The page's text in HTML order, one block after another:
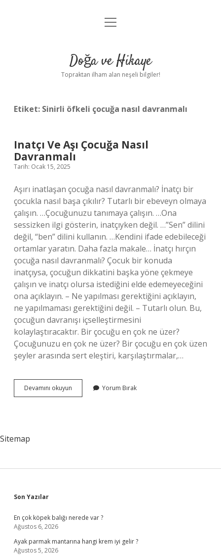
Anasayfa
Yasal Uyarı
menüyü
Doğa ve Hikaye
Topraktan ilham alan neşeli bilgiler!
Etiket: Sinirli öfkeli çocuğa nasıl davranmalı
Inatçı Ve Aşı Çocuğa Nasıl
Davranmalı
Tarih: Ocak 15, 2025
Aşırı inatlaşan çocuğa nasıl davranmalı? İnatçı bir
çocukla nasıl başa çıkılır? Tutarlı bir ebeveyn olmaya
çalışın. …Çocuğunuzu tanımaya çalışın. …Ona
sessizken ilgi gösterin, inatçıyken değil. …”Sen” dilini
değil, “ben” dilini kullanın. …Kendini ifade edebileceği
ortamlar yaratın. Daha fazla makale… İnatçı hırçın
çocuğa nasıl davranmalı? Çocuk bir konuda
inatçıysa, çocuğun dikkatini başka yöne çekmeye
çalışın ve inatçı olursa istediğini elde edemeyeceğini
ona açıklayın. – Ne yapılması gerektiğini açıklayın,
ne yapılmaması gerektiğini değil. – Tutarlı olun. Bu,
çocuğun davranışı içselleştirmesini
kolaylaştıracaktır. Bir çocuğu en çok ne üzer?
Çocuğunuzu en çok ne üzer? Bir çocuğu en çok üzen
şeyler arasında sert eleştiri, karşılaştırmalar,…
Devamını okuyun
Ve
Yorum Bırak
Sitemap
Sidebar
Son Yazılar
En çok köpek balığı nerede var ?
Ağustos 6, 2026
Ayak parmak mantarına hangi krem iyi gelir ?
Ağustos 5, 2026